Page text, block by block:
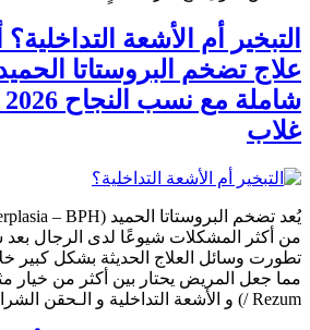
التبخير أم الأشعة
علاج تضخم البروستاتا
غلاب
من أكثر المشكلات شيوعًا لدى الرجال بعد
تطورت وسائل العلاج الحديثة بشكل كبير
/ Rezum) و الأشعة التداخلية و الـحقن الشرايين.